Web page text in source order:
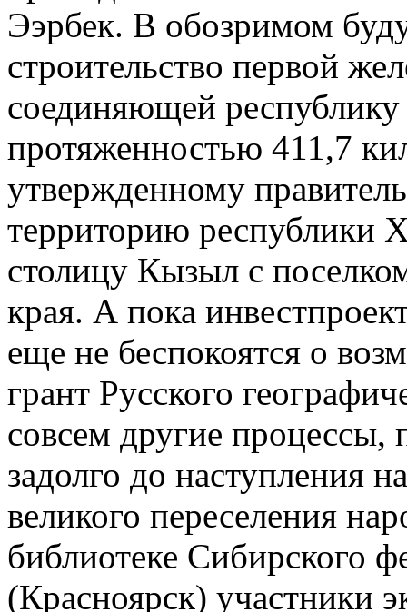
Ээрбек. В обозримом
строительство первой
соединяющей республику
протяженностью 411,7
утвержденному
территорию республики
столицу Кызыл с
края. А пока
еще не беспокоятся о
грант Русского
совсем другие процессы,
задолго до наступления
великого переселения
библиотеке Сибирского
(Красноярск) участники